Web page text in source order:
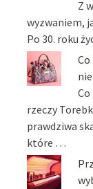
Z
wyzwaniem,
Po 30. roku
rzeczy
prawdziwa
które …